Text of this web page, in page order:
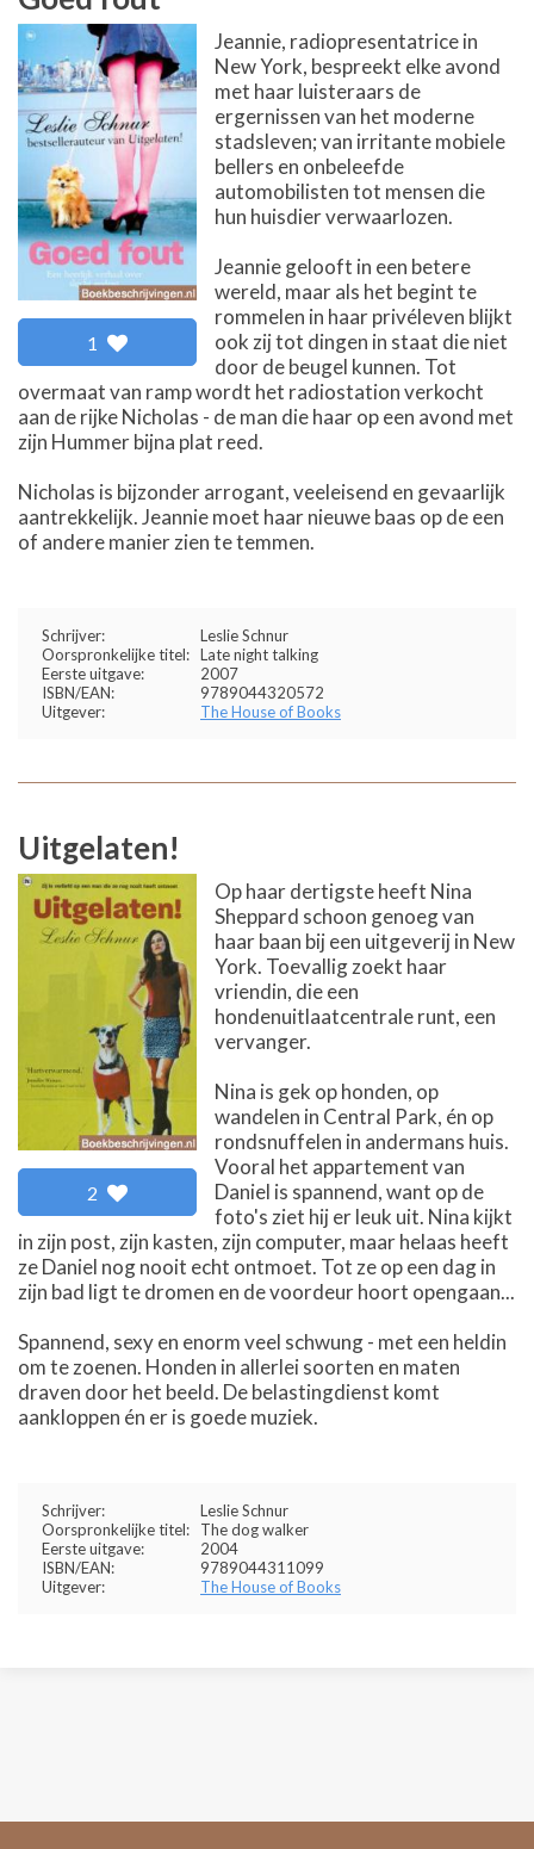
1
Jeannie, radiopresentatrice in
New York, bespreekt elke avond
met haar luisteraars de
ergernissen van het moderne
stadsleven; van irritante mobiele
bellers en onbeleefde
automobilisten tot mensen die
hun huisdier verwaarlozen.
Jeannie gelooft in een betere
wereld, maar als het begint te
rommelen in haar privéleven blijkt
ook zij tot dingen in staat die niet
door de beugel kunnen. Tot
overmaat van ramp wordt het radiostation verkocht
aan de rijke Nicholas - de man die haar op een avond met
zijn Hummer bijna plat reed.
Nicholas is bijzonder arrogant, veeleisend en gevaarlijk
aantrekkelijk. Jeannie moet haar nieuwe baas op de een
of andere manier zien te temmen.
Schrijver:
Leslie Schnur
Oorspronkelijke titel: Late night talking
Eerste uitgave:
2007
ISBN/EAN:
9789044320572
Uitgever:
The House of Books
Uitgelaten!
2
Op haar dertigste heeft Nina
Sheppard schoon genoeg van
haar baan bij een uitgeverij in New
York. Toevallig zoekt haar
vriendin, die een
hondenuitlaatcentrale runt, een
vervanger.
Nina is gek op honden, op
wandelen in Central Park, én op
rondsnuffelen in andermans huis.
Vooral het appartement van
Daniel is spannend, want op de
foto's ziet hij er leuk uit. Nina kijkt
in zijn post, zijn kasten, zijn computer, maar helaas heeft
ze Daniel nog nooit echt ontmoet. Tot ze op een dag in
zijn bad ligt te dromen en de voordeur hoort opengaan...
Spannend, sexy en enorm veel schwung - met een heldin
om te zoenen. Honden in allerlei soorten en maten
draven door het beeld. De belastingdienst komt
aankloppen én er is goede muziek.
Schrijver:
Leslie Schnur
Oorspronkelijke titel:
The dog walker
Eerste uitgave:
2004
ISBN/EAN:
9789044311099
Uitgever:
The House of Books